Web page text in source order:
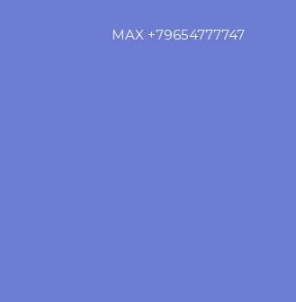
MAX +79654777747